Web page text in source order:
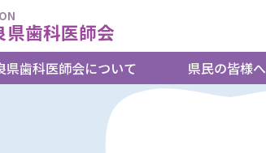
県歯科医師会
県歯科医師会について 県民の皆様へ